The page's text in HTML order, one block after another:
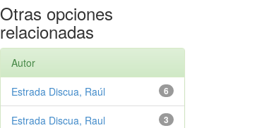
Otras opciones
relacionadas
Autor
6
Estrada Discua, Raúl
3
Estrada Discua, Raul